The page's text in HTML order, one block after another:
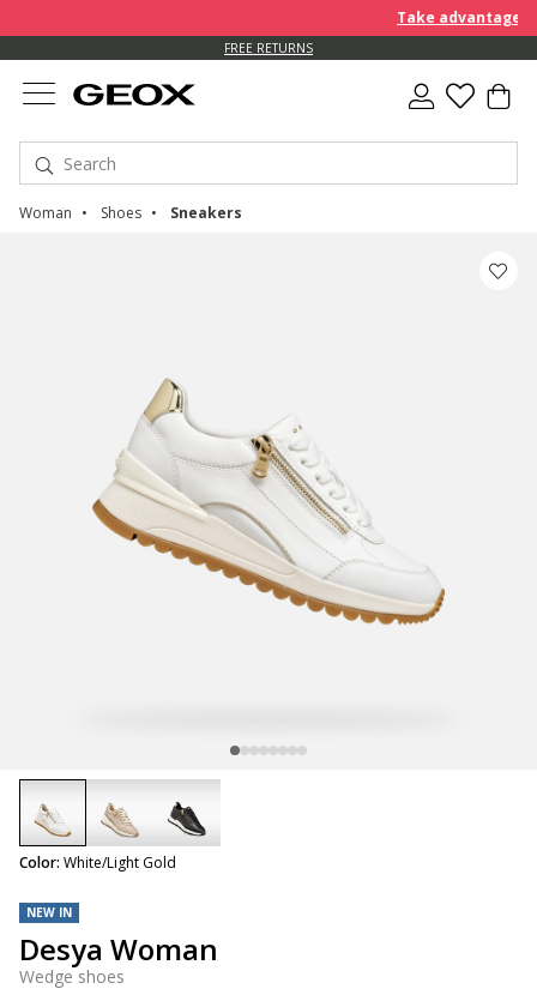
Take advantage of an
FREE RETURNS
Woman Shoes Sneakers
NEW IN
Desya Woman
Wedge shoes
Color: White/Light Gold
selected